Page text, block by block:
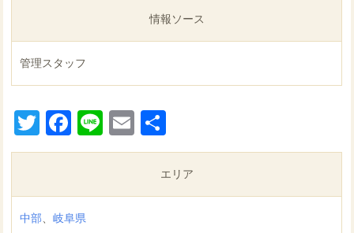
情報ソース
管理スタッフ
TwitterFacebook
LineEmail
有
エリア
中部、岐阜県